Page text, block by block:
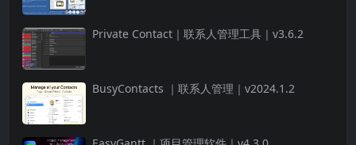
Private Contact｜联系人管理工具｜v3.6.2
BusyContacts ｜联系人管理｜v2024.1.2